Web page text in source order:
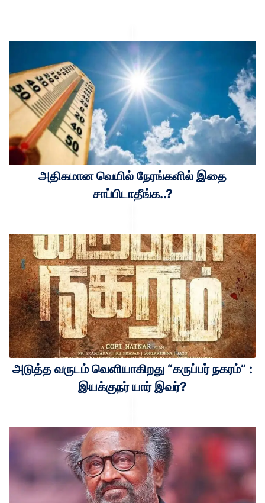
அதிகமான வெயில் நேரங்களில் இதை
சாப்பிடாதீங்க..?
அடுத்த வருடம் வெளியாகிறது “கருப்பர் நகரம்” :
இயக்குநர் யார் இவர்?